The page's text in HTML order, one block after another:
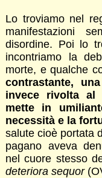
Lo troviamo nel
manifestazioni
disordine. Poi lo
incontriamo la
morte, e qualche
contrastante,
invece rivolta al
mette in
necessità e la
salute cioè portata
pagano aveva
nel cuore stesso
deteriora sequor